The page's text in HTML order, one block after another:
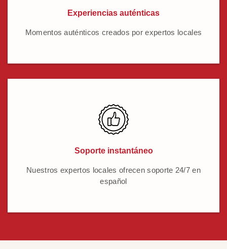
Experiencias auténticas
Momentos auténticos creados por expertos locales
Soporte instantáneo
Nuestros expertos locales ofrecen soporte 24/7 en
español